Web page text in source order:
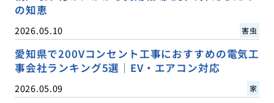
の知恵
2026.05.10 害虫
愛知県で200Vコンセント工事におすすめの電気工
事会社ランキング5選｜EV・エアコン対応
2026.05.09 家